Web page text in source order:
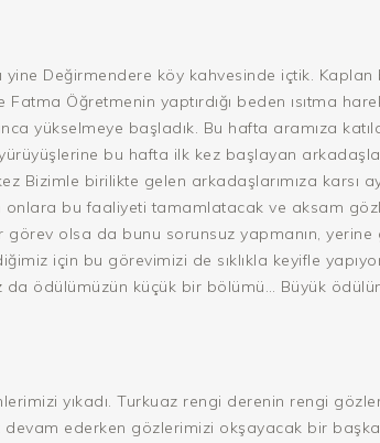
yine Değirmendere köy kahvesinde içtik.
Öğretmenin yaptırdığı beden ısıtma
yükselmeye başladık. Bu hafta aramıza
bu hafta ilk kez başlayan
Bizimle birilikte gelen arkadaşlarımıza karsı
bu faaliyeti tamamlatacak ve aksam
olsa da bunu sorunsuz yapmanın,
için bu görevimizi de sıklıkla keyifle
ödülümüzün küçük bir bölümü… Büyük
yıkadı. Turkuaz rengi derenin rengi
ederken gözlerimizi okşayacak bir